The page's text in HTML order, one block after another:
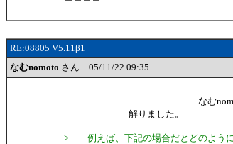
RE:08805 V5.11β1
なむnomoto さん 05/11/22 09:35
なむnomoto
解りました。
> 例えば、下記の場合だとどのように